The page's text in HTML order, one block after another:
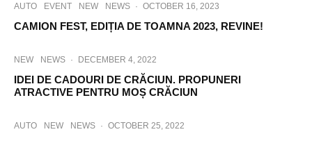
AUTO EVENT NEW NEWS · OCTOBER 16, 2023
CAMION FEST, EDIȚIA DE TOAMNA 2023, REVINE!
NEW NEWS · DECEMBER 4, 2022
IDEI DE CADOURI DE CRĂCIUN. PROPUNERI
ATRACTIVE PENTRU MOȘ CRĂCIUN
AUTO NEW NEWS · OCTOBER 25, 2022